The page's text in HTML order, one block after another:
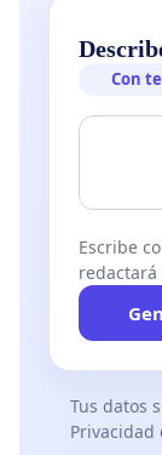
Con
Escribe
Tus datos
Privacidad